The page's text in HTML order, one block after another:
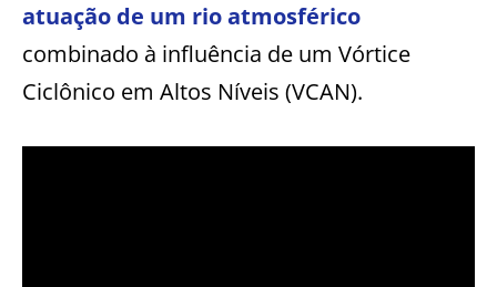
atuação de um rio atmosférico
combinado à influência de um Vórtice
Ciclônico em Altos Níveis (VCAN).